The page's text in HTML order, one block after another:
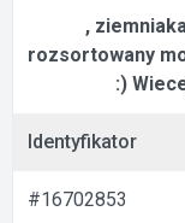
,
rozsortowany
:)
Identyfikator
#16702853